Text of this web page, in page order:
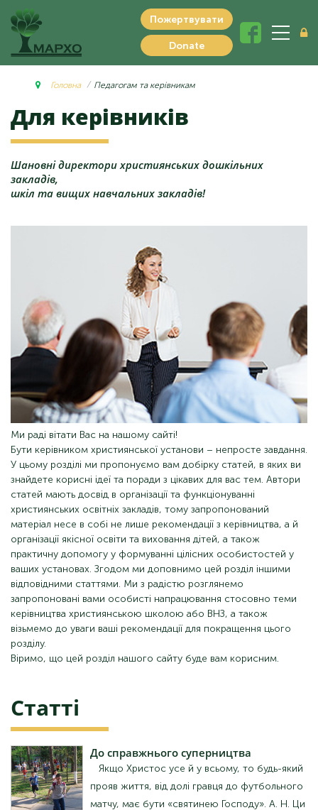
Пожертвувати
Donate
Головна Педагогам та керівникам
Для керівників
Шановні директори християнських дошкільних
закладів,
шкіл та вищих навчальних закладів!
Ми раді вітати Вас на нашому сайті!
Бути керівником християнської установи – непросте завдання.
У цьому розділі ми пропонуємо вам добірку статей, в яких ви
знайдете корисні ідеї та поради з цікавих для вас тем. Автори
статей мають досвід в організації та функціонуванні
християнських освітніх закладів, тому запропонований
матеріал несе в собі не лише рекомендації з керівництва, а й
організації якісної освіти та виховання дітей, а також
практичну допомогу у формуванні цілісних особистостей у
ваших установах. Згодом ми доповнимо цей розділ іншими
відповідними статтями. Ми з радістю розглянемо
запропоновані вами особисті напрацювання стосовно теми
керівництва християнською школою або ВНЗ, а також
візьмемо до уваги ваші рекомендації для покращення цього
розділу.
Віримо, що цей розділ нашого сайту буде вам корисним.
Статті
До справжнього суперництва
Якщо Христос усе й у всьому, то будь-який
прояв життя, від долі гравця до футбольного
матчу, має бути «святинею Господу». А. Н. Ци